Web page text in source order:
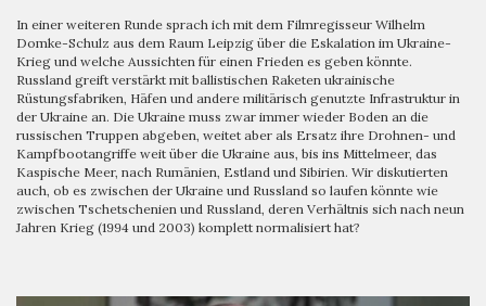
In einer weiteren Runde sprach ich mit dem Filmregisseur Wilhelm
Domke-Schulz aus dem Raum Leipzig über die Eskalation im Ukraine-
Krieg und welche Aussichten für einen Frieden es geben könnte.
Russland greift verstärkt mit ballistischen Raketen ukrainische
Rüstungsfabriken, Häfen und andere militärisch genutzte Infrastruktur in
der Ukraine an. Die Ukraine muss zwar immer wieder Boden an die
russischen Truppen abgeben, weitet aber als Ersatz ihre Drohnen- und
Kampfbootangriffe weit über die Ukraine aus, bis ins Mittelmeer, das
Kaspische Meer, nach Rumänien, Estland und Sibirien. Wir diskutierten
auch, ob es zwischen der Ukraine und Russland so laufen könnte wie
zwischen Tschetschenien und Russland, deren Verhältnis sich nach neun
Jahren Krieg (1994 und 2003) komplett normalisiert hat?